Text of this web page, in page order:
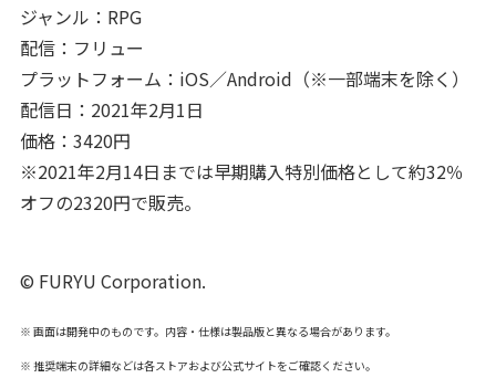
ジャンル：RPG
配信：フリュー
プラットフォーム：iOS／Android（※一部端末を除く）
配信日：2021年2月1日
価格：3420円
※2021年2月14日までは早期購入特別価格として約32％
オフの2320円で販売。
© FURYU Corporation.
※ 画面は開発中のものです。内容・仕様は製品版と異なる場合があります。
※ 推奨端末の詳細などは各ストアおよび公式サイトをご確認ください。